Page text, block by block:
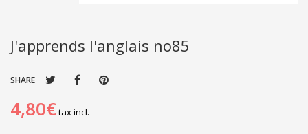
J'apprends l'anglais no85
SHARE
4,80€tax incl.